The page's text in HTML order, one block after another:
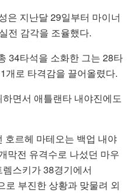
은 지난달 29일부터 마이너
전 감각을 조율했다.
34타석을 소화한 그는 28타
개로 타격감을 끌어올렸다.
면서 애틀랜타 내야진에도
호르헤 마테오는 백업 내야
막전 유격수로 나섰던 마우
스키가 38경기에서
로 부진한 상황과 맞물려 외